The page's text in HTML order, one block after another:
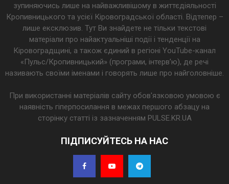
зупиняючись лише на найважливішому в життєдіяльності
Кропивницького та усієї Кіровоградської області. Відтепер –
лише ексклюзив. Тут Ви знайдете не тільки текстові
матеріали про найактуальніші події і тенденції на
Кіровоградщині, а також єдиний в регіоні YouTube-канал
«Пульс/Кропивницький» (програми, інтерв’ю), де речі
називають своїми іменами і говорять лише про найголовніше.
При використанні матеріалів сайту обов'язковою умовою є
наявність гіперпосилання в межах першого абзацу на
сторінку статті із зазначенням PULSE.KR.UA
ПІДПИСУЙТЕСЬ НА НАС